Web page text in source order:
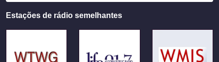
Estações de rádio semelhantes